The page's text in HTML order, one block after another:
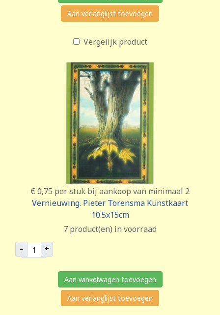
Aan verlanglijst toevoegen
Vergelijk product
€ 0,75 per stuk bij aankoop van minimaal 2
Vernieuwing. Pieter Torensma Kunstkaart
10.5x15cm
7 product(en) in voorraad
– +
Aan winkelwagen toevoegen
Aan verlanglijst toevoegen